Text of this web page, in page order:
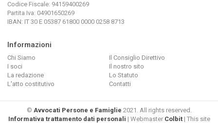
Codice Fiscale: 94159400269
Partita Iva: 04901650269
IBAN: IT 30 E 05387 61800 0000 0258 8713
Informazioni
Chi Siamo
Il Consiglio Direttivo
I soci
Il nostro sito
La redazione
Lo Statuto
L'atto costitutivo
Contatti
© Avvocati Persone e Famiglie 2021. All rights reserved.
Informativa trattamento dati personali | Webmaster Colbit| This site